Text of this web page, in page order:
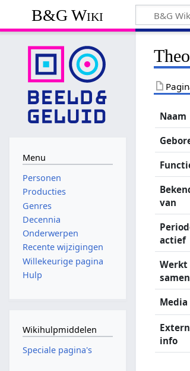
B&G Wiki
Naam
van
actief
Werkt
Media
info
Menu
Personen
Producties
Genres
Decennia
Onderwerpen
Recente wijzigingen
Willekeurige pagina
Hulp
Wikihulpmiddelen
Speciale pagina's